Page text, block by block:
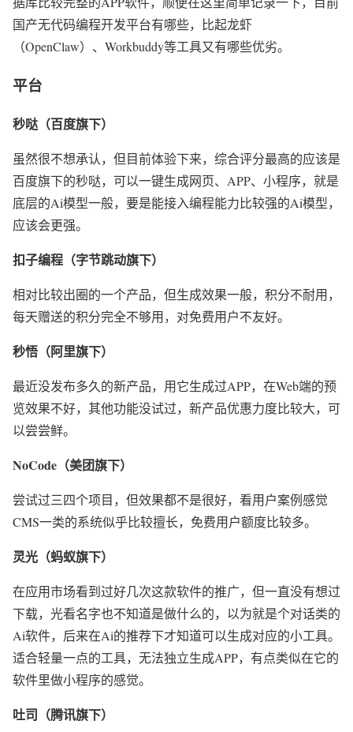
国产无代码编程开发平台有哪些，比起龙虾
（OpenClaw）、Workbuddy等工具又有哪些优劣。
平台
秒哒（百度旗下）
虽然很不想承认，但目前体验下来，综合评分最高的应该是
百度旗下的秒哒，可以一键生成网页、APP、小程序，就是
底层的Ai模型一般，要是能接入编程能力比较强的Ai模型，
应该会更强。
扣子编程（字节跳动旗下）
相对比较出圈的一个产品，但生成效果一般，积分不耐用，
每天赠送的积分完全不够用，对免费用户不友好。
秒悟（阿里旗下）
最近没发布多久的新产品，用它生成过APP，在Web端的预
览效果不好，其他功能没试过，新产品优惠力度比较大，可
以尝尝鲜。
NoCode（美团旗下）
尝试过三四个项目，但效果都不是很好，看用户案例感觉
CMS一类的系统似乎比较擅长，免费用户额度比较多。
灵光（蚂蚁旗下）
在应用市场看到过好几次这款软件的推广，但一直没有想过
下载，光看名字也不知道是做什么的，以为就是个对话类的
Ai软件，后来在Ai的推荐下才知道可以生成对应的小工具。
适合轻量一点的工具，无法独立生成APP，有点类似在它的
软件里做小程序的感觉。
吐司（腾讯旗下）